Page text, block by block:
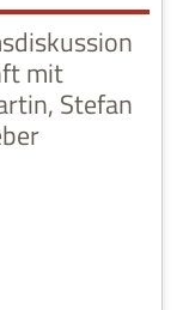
mit
Stefan